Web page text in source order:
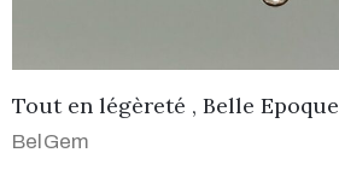
Tout en légèreté , Belle Epoque
BelGem